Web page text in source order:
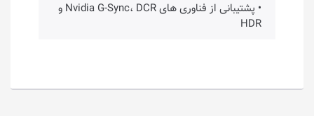
• پشتیبانی از فناوری های Nvidia G-Sync، DCR و
HDR